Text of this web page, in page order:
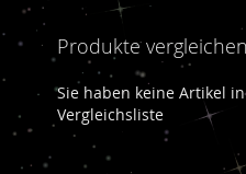
Produkte vergleichen
Sie haben keine Artikel
Vergleichsliste